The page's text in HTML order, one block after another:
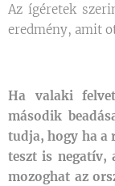
Az ígéretek
eredmény, amit
Ha valaki
második
tudja, hogy ha a
teszt is negatív,
mozoghat az